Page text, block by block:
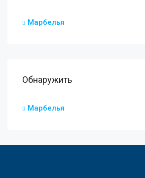
Марбелья
Обнаружить
Марбелья